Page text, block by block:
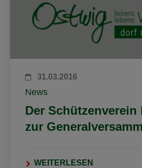
31.03.2016
News
Der Schützenverein
zur
WEITERLESEN